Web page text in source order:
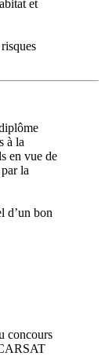
et
à la
en vue de
la
d’un bon
concours